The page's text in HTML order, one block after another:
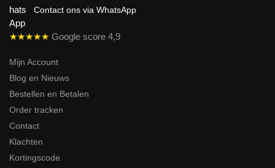
Contact ons via WhatsApp
★★★★★ Google score 4,9
Mijn Account
Blog en Nieuws
Bestellen en Betalen
Order tracken
Contact
Klachten
Kortingscode